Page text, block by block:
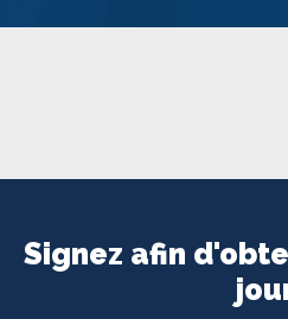
Signez afin